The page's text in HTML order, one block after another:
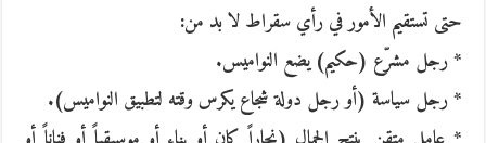
حتى تستقيم الأمور في رأي سقراط لا بد من:
* رجل مشرّع (حكيم) يضع النواميس.
* رجل سياسة (أو رجل دولة شجاع يكرس وقته لتطبيق النواميس).